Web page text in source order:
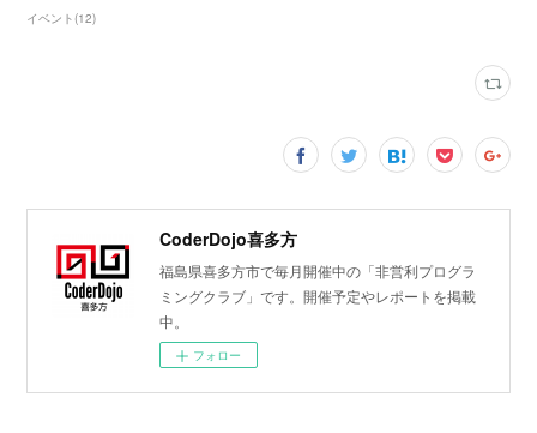
イベント(12)
CoderDojo喜多方
福島県喜多方市で毎月開催中の「非営利プログラ
ミングクラブ」です。開催予定やレポートを掲載
中。
フォロー